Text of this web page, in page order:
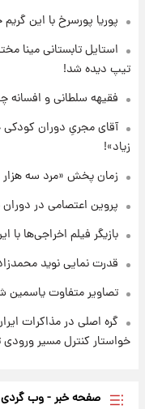
پوریا پورسرخ با این
استایل تابستانی مینا
تیپ دیده شد!
فقیهه سلطانی و افسانه
آقای مجریِ دوران
زیاد»!
زمان پخش «مرد سه
پروین اعتصامی در دوران
بازیگر فیلم اخراجی‌ها
قدرت نمایی نوید
تصاویر متفاوت
گره اصلی در مذاکرات
خواستار کنترل مسیر
صفحه خبر - وب گردی